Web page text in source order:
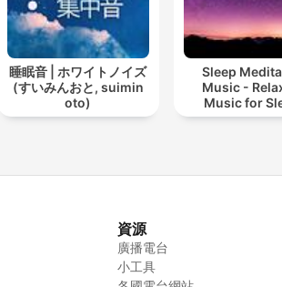
睡眠音 | ホワイトノイズ
(すいみんおと, suimin
oto)
Sleep
Music -
Music for
資源
廣播電台
小工具